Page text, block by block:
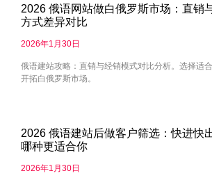
2026 俄语网站做白俄罗斯市场：直销
方式差异对比
2026年1月30日
俄语建站攻略：直销与经销模式对比分析。选择适
开拓白俄罗斯市场。
2026 俄语建站后做客户筛选：快进快
哪种更适合你
2026年1月30日